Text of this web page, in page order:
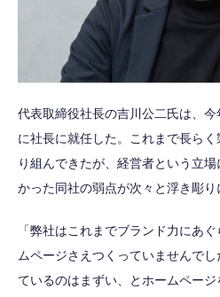
代表取締役社長の吉川公二氏は、
に社長に就任した。これまで長ら
り組んできたが、経営者という立
かった同社の弱点が次々と浮き彫り
「弊社はこれまでブランド力にあ
ムページさえつくっていませんで
ているのはまずい、とホームペー